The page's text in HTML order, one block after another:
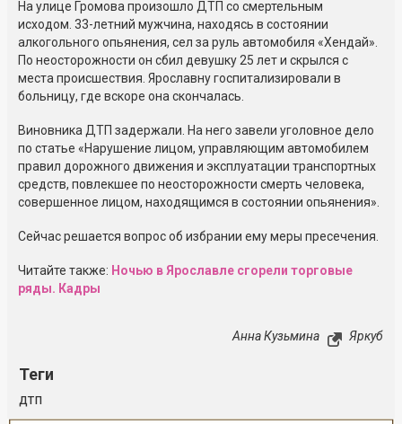
На улице Громова произошло ДТП со смертельным
исходом. 33-летний мужчина, находясь в состоянии
алкогольного опьянения, сел за руль автомобиля «Хендай».
По неосторожности он сбил девушку 25 лет и скрылся с
места происшествия. Ярославну госпитализировали в
больницу, где вскоре она скончалась.
Виновника ДТП задержали. На него завели уголовное дело
по статье «Нарушение лицом, управляющим автомобилем
правил дорожного движения и эксплуатации транспортных
средств, повлекшее по неосторожности смерть человека,
совершенное лицом, находящимся в состоянии опьянения».
Сейчас решается вопрос об избрании ему меры пресечения.
Читайте также: Ночью в Ярославле сгорели торговые
ряды. Кадры
Анна Кузьмина Яркуб
Теги
дтп